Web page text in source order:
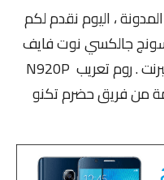
LG
UNLOCK SIM
UNLOCK SIM
، اليوم نقدم لكم
جالكسي نوت فايف
N920p 7.0 arabic firmware سبرنت . روم تعريب N920P
من فريق حضرم تكنو